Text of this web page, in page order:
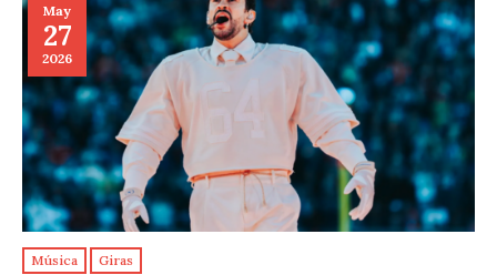
May
27
2026
Música Giras